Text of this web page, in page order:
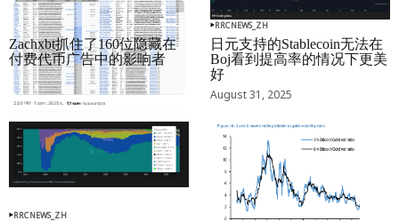
RRCNEWS_ZH
Zachxbt抓住了160位隐藏在
付费代币广告中的影响者
September 01, 2025
RRCNEWS_ZH
日元支持的Stablecoin无法在
Boj看到提高率的情况下更美
好
August 31, 2025
RRCNEWS_ZH RRCNEWS_ZH